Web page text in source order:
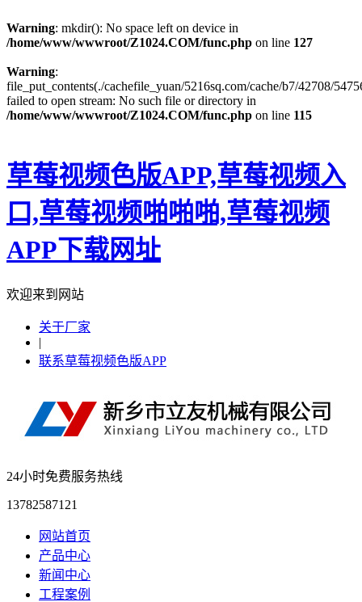
Warning: mkdir(): No space left on device in
/home/www/wwwroot/Z1024.COM/func.php on line 127
Warning:
file_put_contents(./cachefile_yuan/5216sq.com/cache/b7/42708/
failed to open stream: No such file or directory in
/home/www/wwwroot/Z1024.COM/func.php on line 115
草莓视频色版APP,草莓视频入
口,草莓视频啪啪啪,草莓视频
APP下载网址
欢迎来到网站
关于厂家
|
联系草莓视频色版APP
24小时免费服务热线
13782587121
网站首页
产品中心
新闻中心
工程案例